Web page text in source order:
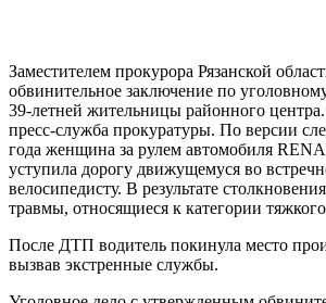
Заместителем прокурора Рязанской
обвинительное заключение по
39-летней жительницы районного
пресс-служба прокуратуры. По версии
года женщина за рулем автомобиля
уступила дорогу движущемуся во
велосипедисту. В результате
травмы, относящиеся к категории
После ДТП водитель покинула место
вызвав экстренные службы.